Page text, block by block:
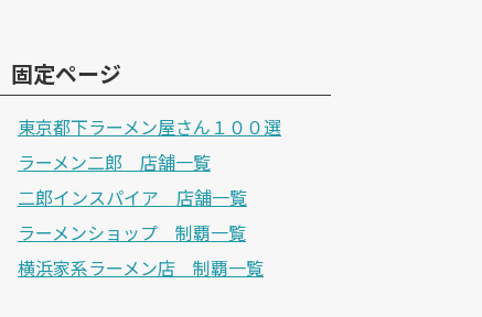
固定ページ
東京都下ラーメン屋さん１００選
ラーメン二郎 店舗一覧
二郎インスパイア 店舗一覧
ラーメンショップ 制覇一覧
横浜家系ラーメン店 制覇一覧